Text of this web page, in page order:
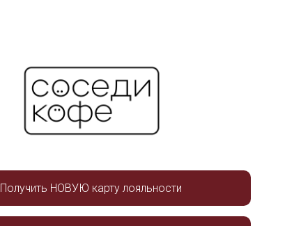
Получить НОВУЮ карту лояльности